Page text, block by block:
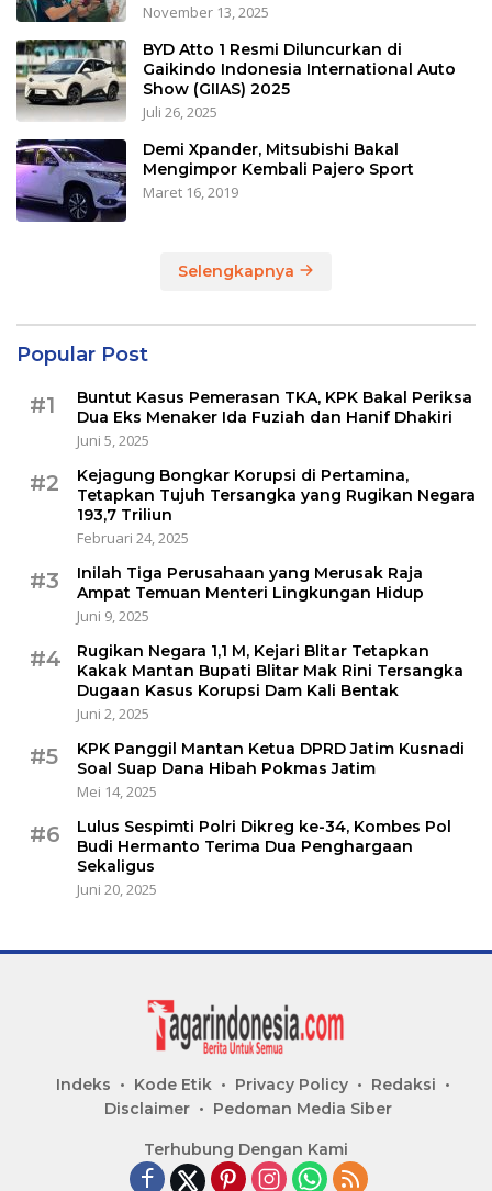
November 13, 2025
BYD Atto 1 Resmi Diluncurkan di
Gaikindo Indonesia International Auto
Show (GIIAS) 2025
Juli 26, 2025
Demi Xpander, Mitsubishi Bakal
Mengimpor Kembali Pajero Sport
Maret 16, 2019
Selengkapnya
Popular Post
#1
Buntut Kasus Pemerasan TKA, KPK Bakal Periksa
Dua Eks Menaker Ida Fuziah dan Hanif Dhakiri
Juni 5, 2025
#2
Kejagung Bongkar Korupsi di Pertamina,
Tetapkan Tujuh Tersangka yang Rugikan Negara
193,7 Triliun
Februari 24, 2025
#3
Inilah Tiga Perusahaan yang Merusak Raja
Ampat Temuan Menteri Lingkungan Hidup
Juni 9, 2025
#4
Rugikan Negara 1,1 M, Kejari Blitar Tetapkan
Kakak Mantan Bupati Blitar Mak Rini Tersangka
Dugaan Kasus Korupsi Dam Kali Bentak
Juni 2, 2025
#5
KPK Panggil Mantan Ketua DPRD Jatim Kusnadi
Soal Suap Dana Hibah Pokmas Jatim
Mei 14, 2025
#6
Lulus Sespimti Polri Dikreg ke-34, Kombes Pol
Budi Hermanto Terima Dua Penghargaan
Sekaligus
Juni 20, 2025
Indeks Kode Etik Privacy Policy
Redaksi
Disclaimer
Pedoman Media Siber
Terhubung Dengan Kami